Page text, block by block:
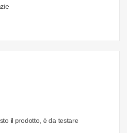
il prodotto, è da testare